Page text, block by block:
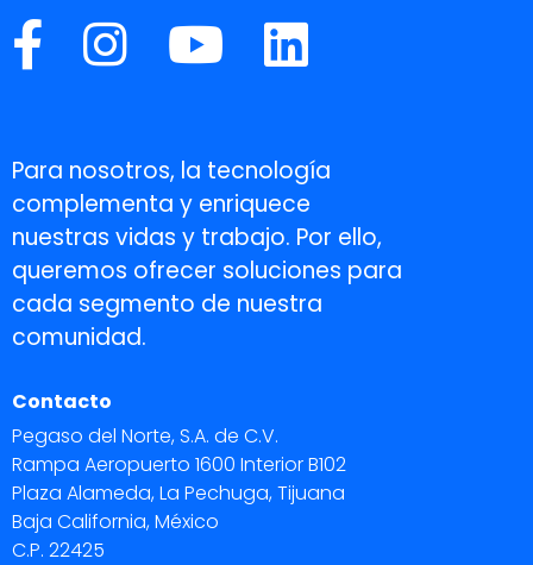
Para nosotros, la tecnología
complementa y enriquece
nuestras vidas y trabajo. Por ello,
queremos ofrecer soluciones para
cada segmento de nuestra
comunidad.
Contacto
Pegaso del Norte, S.A. de C.V.
Rampa Aeropuerto 1600 Interior B102
Plaza Alameda, La Pechuga, Tijuana
Baja California, México
C.P. 22425